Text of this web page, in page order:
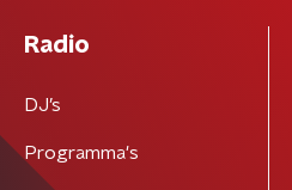
Radio
DJ’s
Programma's